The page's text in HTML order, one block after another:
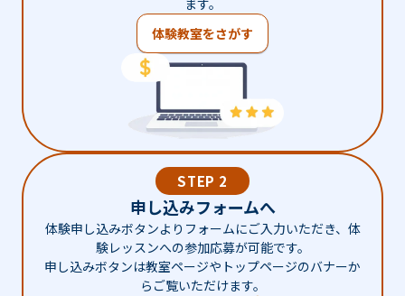
体験教室をさがす
STEP 2
申し込みフォームへ
体験申し込みボタンよりフォームにご入力いただき、体
験レッスンへの参加応募が可能です。
申し込みボタンは教室ページやトップページのバナーか
らご覧いただけます。